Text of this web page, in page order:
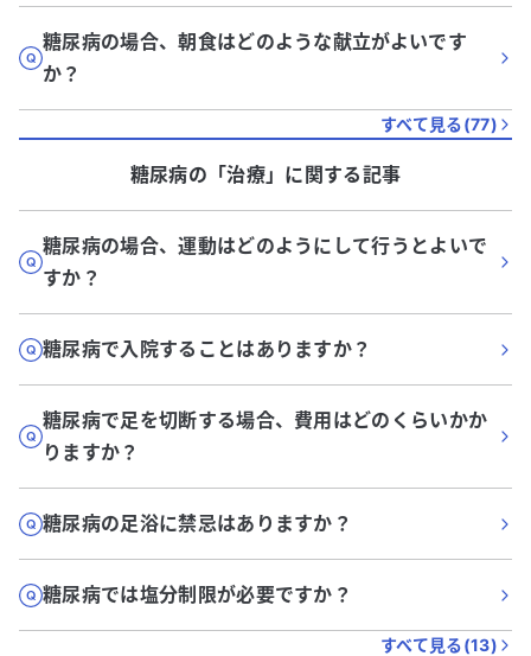
糖尿病の場合、朝食はどのような献立がよいです
か？
すべて見る(77)
糖尿病の「治療」に関する記事
糖尿病の場合、運動はどのようにして行うとよいで
すか？
糖尿病で入院することはありますか？
糖尿病で足を切断する場合、費用はどのくらいかか
りますか？
糖尿病の足浴に禁忌はありますか？
糖尿病では塩分制限が必要ですか？
すべて見る(13)